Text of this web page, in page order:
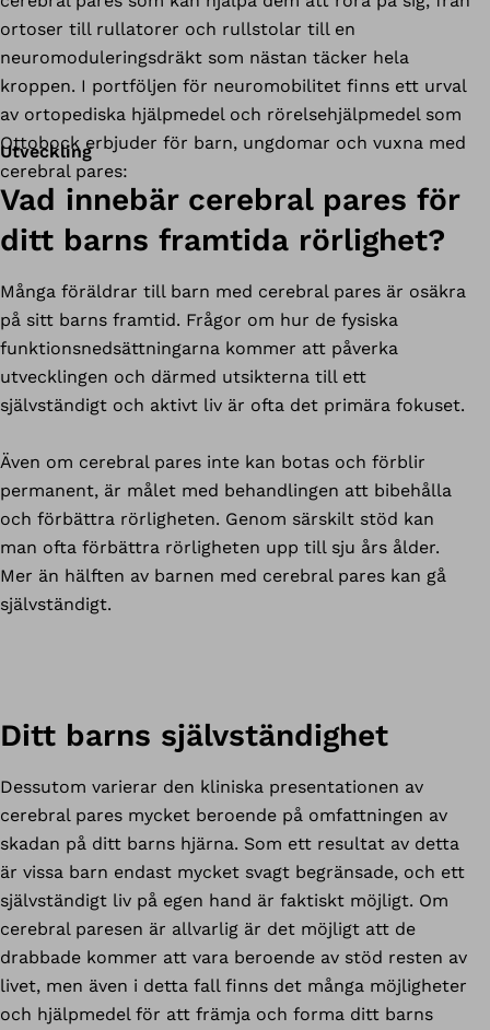
ortoser till rullatorer och rullstolar till en
neuromoduleringsdräkt som nästan täcker hela
kroppen. I portföljen för neuromobilitet finns ett urval
av ortopediska hjälpmedel och rörelsehjälpmedel som
Ottobock erbjuder för barn, ungdomar och vuxna med
cerebral pares:
Utveckling
Vad innebär cerebral pares för
ditt barns framtida rörlighet?
Många föräldrar till barn med cerebral pares är osäkra
på sitt barns framtid. Frågor om hur de fysiska
funktionsnedsättningarna kommer att påverka
utvecklingen och därmed utsikterna till ett
självständigt och aktivt liv är ofta det primära fokuset.
Även om cerebral pares inte kan botas och förblir
permanent, är målet med behandlingen att bibehålla
och förbättra rörligheten. Genom särskilt stöd kan
man ofta förbättra rörligheten upp till sju års ålder.
Mer än hälften av barnen med cerebral pares kan gå
självständigt.
Ditt barns självständighet
Dessutom varierar den kliniska presentationen av
cerebral pares mycket beroende på omfattningen av
skadan på ditt barns hjärna. Som ett resultat av detta
är vissa barn endast mycket svagt begränsade, och ett
självständigt liv på egen hand är faktiskt möjligt. Om
cerebral paresen är allvarlig är det möjligt att de
drabbade kommer att vara beroende av stöd resten av
livet, men även i detta fall finns det många möjligheter
och hjälpmedel för att främja och forma ditt barns